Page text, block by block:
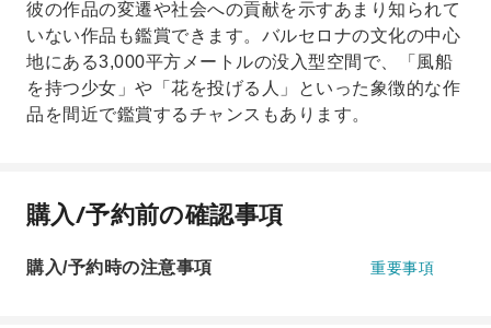
彼の作品の変遷や社会への貢献を示すあまり知られて
いない作品も鑑賞できます。バルセロナの文化の中心
地にある3,000平方メートルの没入型空間で、「風船
を持つ少女」や「花を投げる人」といった象徴的な作
品を間近で鑑賞するチャンスもあります。
購入/予約前の確認事項
購入/予約時の注意事項 重要事項